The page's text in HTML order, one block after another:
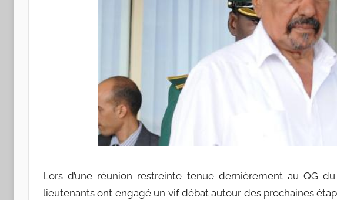
Lors d’une réunion restreinte tenue dernièrement au QG
lieutenants ont engagé un vif débat autour des prochaines